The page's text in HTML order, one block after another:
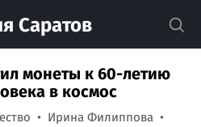
Саратов
монеты к 60-летию
в космос
Ирина Филиппова